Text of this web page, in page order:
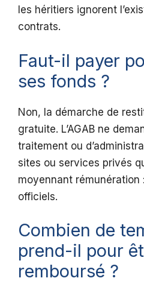
les héritiers ignorent
contrats.
Faut-il payer
ses fonds ?
Non, la démarche de
gratuite. L’AGAB ne
traitement ou
sites ou services privés
moyennant rémunération
officiels.
Combien de
prend-il pour
remboursé ?